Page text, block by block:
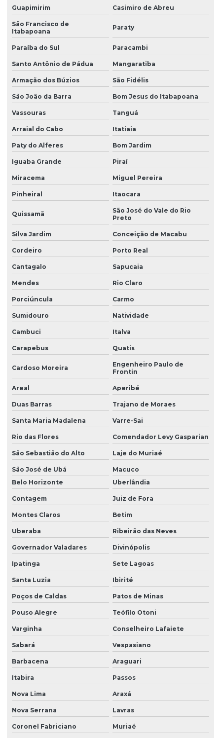
Guapimirim Casimiro de Abreu
São Francisco de
Itabapoana
Paraty
Paraíba do Sul Paracambi
Santo Antônio de Pádua Mangaratiba
Armação dos Búzios São Fidélis
São João da Barra Bom Jesus do Itabapoana
Vassouras Tanguá
Arraial do Cabo Itatiaia
Paty do Alferes Bom Jardim
Iguaba Grande Piraí
Miracema Miguel Pereira
Pinheiral Itaocara
Quissamã
São José do Vale do Rio
Preto
Silva Jardim Conceição de Macabu
Cordeiro Porto Real
Cantagalo Sapucaia
Mendes Rio Claro
Porciúncula Carmo
Sumidouro Natividade
Cambuci Italva
Carapebus Quatis
Cardoso Moreira
Engenheiro Paulo de
Frontin
Areal Aperibé
Duas Barras Trajano de Moraes
Santa Maria Madalena Varre-Sai
Rio das Flores Comendador Levy Gasparian
São Sebastião do Alto Laje do Muriaé
São José de Ubá
Macuco
Belo Horizonte
Uberlândia
Contagem Juiz de Fora
Montes Claros Betim
Uberaba Ribeirão das Neves
Governador Valadares Divinópolis
Ipatinga Sete Lagoas
Santa Luzia Ibirité
Poços de Caldas Patos de Minas
Pouso Alegre Teófilo Otoni
Varginha Conselheiro Lafaiete
Sabará Vespasiano
Barbacena Araguari
Itabira Passos
Nova Lima Araxá
Nova Serrana Lavras
Coronel Fabriciano Muriaé